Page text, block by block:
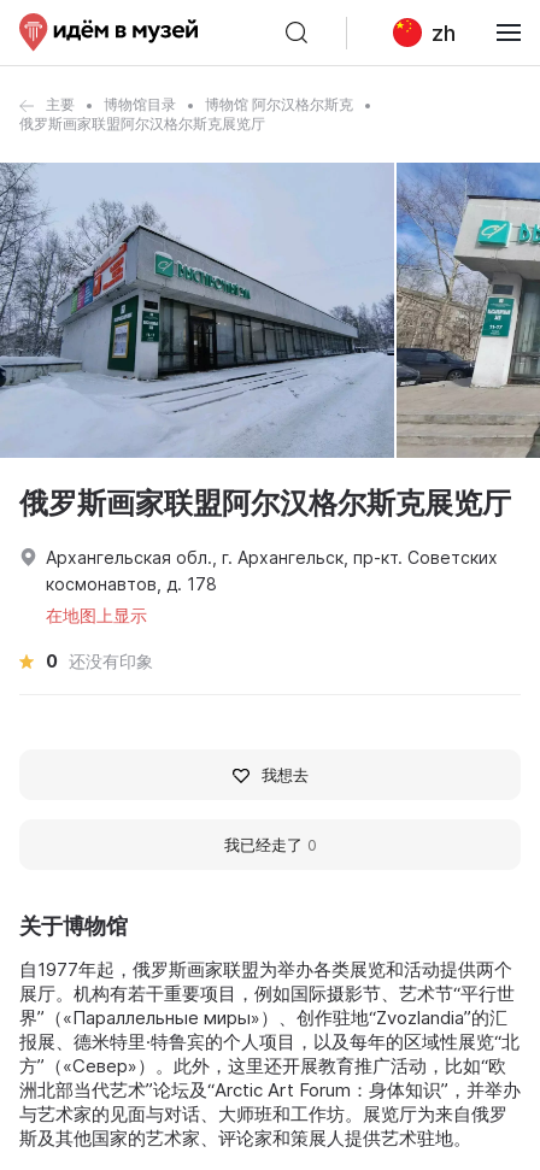
zh
主要 博物馆目录
博物馆 阿尔汉格尔斯克
俄罗斯画家联盟阿尔汉格尔斯克展览厅
关于博物馆
自1977年起，俄罗斯画家联盟为举办各类展览和活动提供两个
展厅。机构有若干重要项目，例如国际摄影节、艺术节“平行世
界”（«Параллельные миры»）、创作驻地“Zvozlandia”的汇
报展、德米特里·特鲁宾的个人项目，以及每年的区域性展览“北
方”（«Север»）。此外，这里还开展教育推广活动，比如“欧
洲北部当代艺术”论坛及“Arctic Art Forum：身体知识”，并举办
与艺术家的见面与对话、大师班和工作坊。展览厅为来自俄罗
斯及其他国家的艺术家、评论家和策展人提供艺术驻地。
俄罗斯画家联盟阿尔汉格尔斯克展览厅
Архангельская обл., г. Архангельск, пр-кт. Советских
космонавтов, д. 178
在地图上显示
0 还没有印象
我想去
我已经走了 0